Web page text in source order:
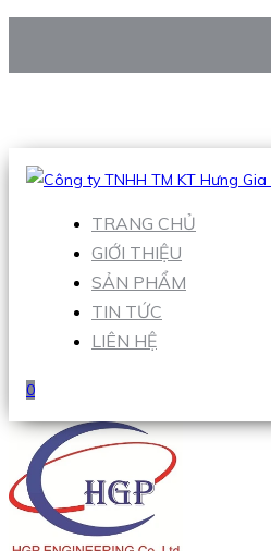
Hotline:0938 906 663
TRANG CHỦ
GIỚI THIỆU
SẢN PHẨM
TIN TỨC
LIÊN HỆ
0